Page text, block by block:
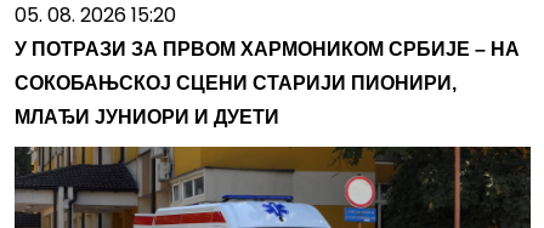
05. 08. 2026 15:20
У ПОТРАЗИ ЗА ПРВОМ ХАРМОНИКОМ СРБИЈЕ – НА
СОКОБАЊСКОЈ СЦЕНИ СТАРИЈИ ПИОНИРИ,
МЛАЂИ ЈУНИОРИ И ДУЕТИ